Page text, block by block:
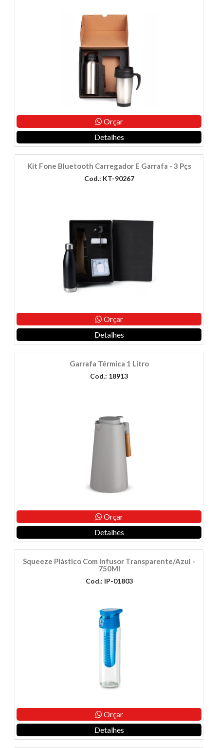
Orçar
Detalhes
Kit Fone Bluetooth Carregador E Garrafa - 3 Pçs
Cod.: KT-90267
Orçar
Detalhes
Garrafa Térmica 1 Litro
Cod.: 18913
Orçar
Detalhes
Squeeze Plástico Com Infusor Transparente/Azul -
750Ml
Cod.: IP-01803
Orçar
Detalhes